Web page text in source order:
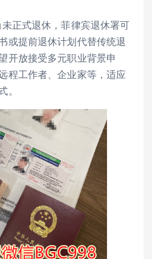
正式退休，菲律宾退休署可
或提前退休计划代替传统退
开放接受多元职业背景申
程工作者、企业家等，适应
。